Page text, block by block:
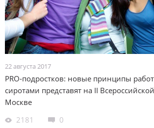
22 августа 2017
PRO-подростков: новые принципы
сиротами представят на II
Москве
2181
0